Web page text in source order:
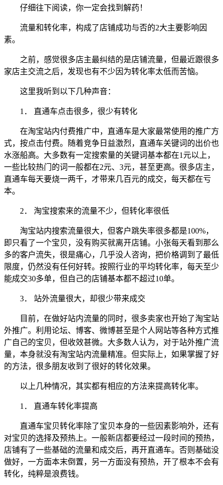
仔细往下阅读，你一定会找到解药！
流量和转化率，构成了店铺成功与否的2大主要影响因
素。
之前，感觉很多店主最纠结的是店铺流量，但最近跟很多
家店主交流之后，发现也有不少因为转化率太低而苦恼。
这里我听到以下几种声音：
1． 直通车点击很多，很少有转化
在淘宝站内付费推广中，直通车是大家最常使用的推广方
式，按点击付费。随着竞争日益激烈，直通车关键词的出价也
水涨船高。大多数有一定搜索量的关键词基本都在1元以上，
一些比较热门的词一般都在2元、3元，甚至更高。很多店主，
直通车每天要烧一两千，才带来几百元的成交，每天都在亏
本。
2． 淘宝搜索来的流量不少，但转化率很低
淘宝站内搜索流量很大，但客户跳失率很多都是100%，
即只看了一个宝贝，没有购买就离开店铺。小张每天看到那么
多的客户流失，很是痛心，几乎没人咨询，把价格调到了最低
限度，仍然没有任何好转。按照行业的平均转化率，每天至少
能成交30多单，但自己的店铺基本都不超过10单。
3． 站外流量很大，却很少带来成交
目前，在做好站内流量的同时，很多卖家也开始了淘宝站
外推广。利用论坛、博客、微博甚至是个人网站等各种方式推
广自己的宝贝，但收效甚微。大多数人认为，对于站外推广流
量，本身就没有淘宝站内流量精准。但实际上，如果掌握了好
的方法，很多朋友收到了很好的转化效果。
以上几种情况，其实都有相应的方法来提高转化率。
1． 直通车转化率提高
直通车宝贝转化率除了宝贝本身的一些因素影响外，还有
对宝贝的选择及预热上。一般新店都要经过一段时间的预热，
店铺有了一些基础的流量和成交后，再开直通车。否则基础没
做好，一方面本末倒置，另一方面没有预热，开了根本不会有
转化，纯粹是浪费钱。